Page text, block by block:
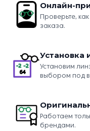
Онлайн-
Проверьте,
заказа.
Установка
Установим
выбором под
Работаем
брендами.